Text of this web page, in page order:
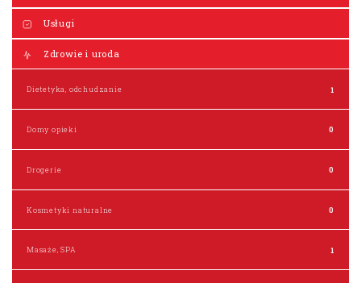
Usługi
Zdrowie i uroda
Dietetyka, odchudzanie 1
Domy opieki 0
Drogerie 0
Kosmetyki naturalne 0
Masaże, SPA 1